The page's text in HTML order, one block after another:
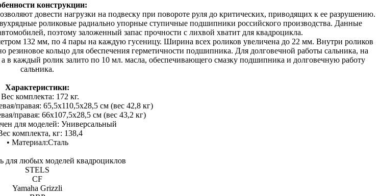
конструкции:
довести нагрузки на подвеску при повороте руля до критических, приводящих к ее разрушению.
роликовые радиально упорные ступичные подшипники российского производства. Данные
поэтому заложенный запас прочности с лихвой хватит для квадроцикла.
132 мм, по 4 пары на каждую гусеницу. Ширина всех роликов увеличена до 22 мм. Внутри роликов
кольцо для обеспечения герметичности подшипника. Для долговечной работы сальника, на
в каждый ролик залито по 10 мл. масла, обеспечивающего смазку подшипника и долговечную работу
сальника.
Характеристики:
Вес комплекта: 172 кг.
правая: 65,5х110,5х28,5 см (вес 42,8 кг)
правая: 66х107,5х28,5 см (вес 43,2 кг)
для моделей: Универсальный
комплекта, кг: 138,4
• Материал:Сталь
для любых моделей квадроциклов
STELS
CF
Yamaha Grizzli